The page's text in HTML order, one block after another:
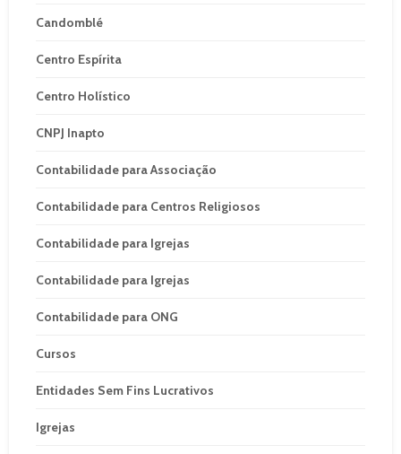
Candomblé
Centro Espírita
Centro Holístico
CNPJ Inapto
Contabilidade para Associação
Contabilidade para Centros Religiosos
Contabilidade para Igrejas
Contabilidade para Igrejas
Contabilidade para ONG
Cursos
Entidades Sem Fins Lucrativos
Igrejas